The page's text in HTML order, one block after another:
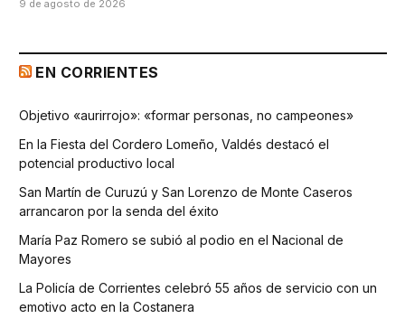
9 de agosto de 2026
EN CORRIENTES
Objetivo «aurirrojo»: «formar personas, no campeones»
En la Fiesta del Cordero Lomeño, Valdés destacó el
potencial productivo local
San Martín de Curuzú y San Lorenzo de Monte Caseros
arrancaron por la senda del éxito
María Paz Romero se subió al podio en el Nacional de
Mayores
La Policía de Corrientes celebró 55 años de servicio con un
emotivo acto en la Costanera